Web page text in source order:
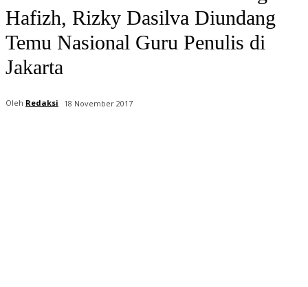
Hafizh, Rizky Dasilva Diundang
Temu Nasional Guru Penulis di
Jakarta
Oleh Redaksi 18 November 2017